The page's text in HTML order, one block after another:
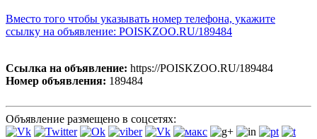
Вместо того чтобы указывать номер телефона, укажите
ссылку на объявление: POISKZOO.RU/189484
Ссылка на объявление: https://POISKZOO.RU/189484
Номер объявления: 189484
Объявление размещено в соцсетях: